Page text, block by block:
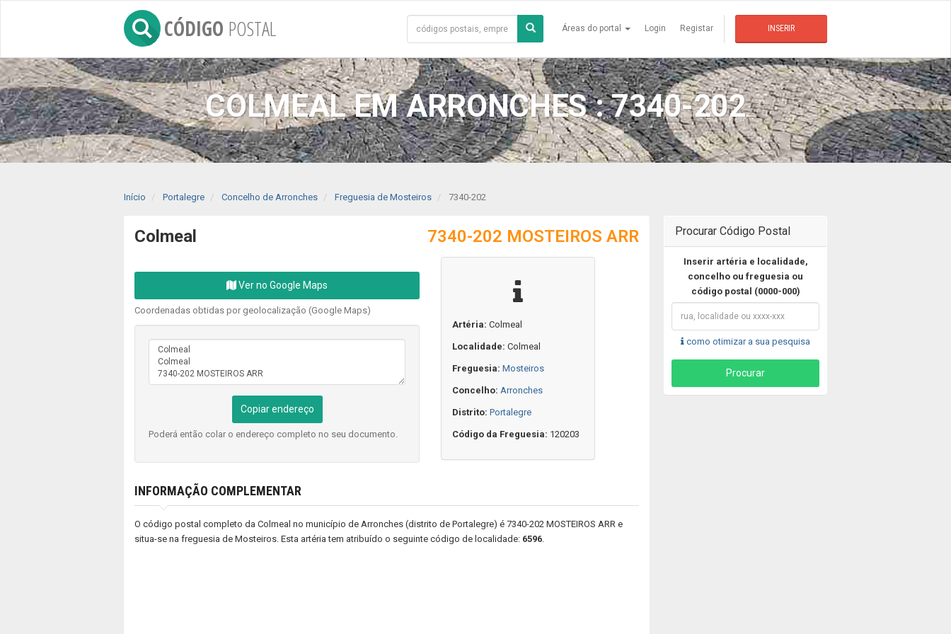
CÓDIGO POSTAL Áreas do portal Login Registar INSERIR
COLMEAL EM ARRONCHES : 7340-202
Início Portalegre Concelho de Arronches Freguesia de Mosteiros 7340-202
Colmeal 7340-202 MOSTEIROS ARR
Ver no Google Maps
Coordenadas obtidas por geolocalização (Google Maps)
Copiar endereço
Poderá então colar o endereço completo no seu documento.
Artéria: Colmeal
Localidade: Colmeal
Freguesia: Mosteiros
Concelho: Arronches
Distrito: Portalegre
Código da Freguesia: 120203
INFORMAÇÃO COMPLEMENTAR
O código postal completo da Colmeal no município de Arronches (distrito de Portalegre) é 7340-202 MOSTEIROS ARR e
situa-se na freguesia de Mosteiros. Esta artéria tem atribuído o seguinte código de localidade: 6596.
Procurar Código Postal
Inserir artéria e localidade,
concelho ou freguesia ou
código postal (0000-000)
como otimizar a sua pesquisa